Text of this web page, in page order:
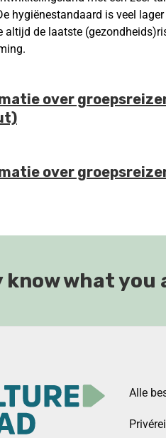
hygiënestandaard is veel
altijd de laatste
over
over
know what you
Alle